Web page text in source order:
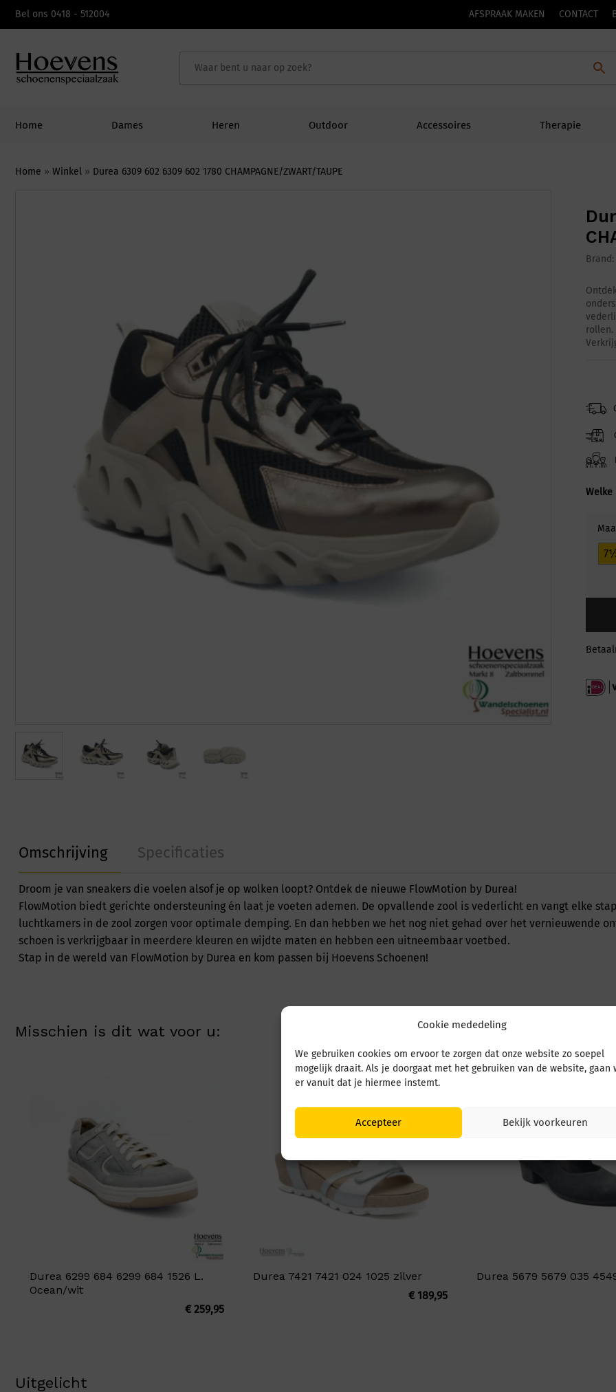
Cookie mededeling
We gebruiken cookies om ervoor te zorgen dat onze website zo soepel
mogelijk draait. Als je doorgaat met het gebruiken van de website, gaan
er vanuit dat je hiermee instemt.
Accepteer Bekijk voorkeuren
Bel ons 0418 - 512004 AFSPRAAK MAKEN CONTACT
Home Dames Heren Outdoor Accessoires Therapie
Home » Winkel » Durea 6309 602 6309 602 1780 CHAMPAGNE/ZWART/TAUPE
Brand:
rollen.
Omschrijving Specificaties
Droom je van sneakers die voelen alsof je op wolken loopt? Ontdek de nieuwe FlowMotion by Durea!
FlowMotion biedt gerichte ondersteuning én laat je voeten ademen. De opvallende zool is vederlicht en vangt elke
luchtkamers in de zool zorgen voor optimale demping. En dan hebben we het nog niet gehad over het vernieuwende
schoen is verkrijgbaar in meerdere kleuren en wijdte maten en hebben een uitneembaar voetbed.
Stap in de wereld van FlowMotion by Durea en kom passen bij Hoevens Schoenen!
Misschien is dit wat voor u:
Durea 6299 684 6299 684 1526 L.
Ocean/wit
€259,95
Durea 7421 7421 024 1025 zilver
€189,95
Durea 5679 5679 035
Uitgelicht